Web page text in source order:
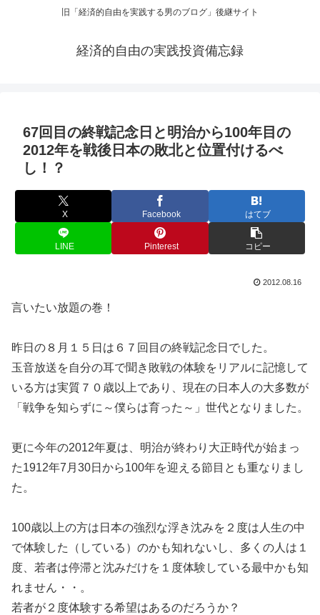
旧「経済的自由を実践する男のブログ」後継サイト
経済的自由の実践投資備忘録
67回目の終戦記念日と明治から100年目の
2012年を戦後日本の敗北と位置付けるべ
し！？
X Facebook はてブ
LINE Pinterest コピー
2012.08.16
言いたい放題の巻！
昨日の８月１５日は６７回目の終戦記念日でした。
玉音放送を自分の耳で聞き敗戦の体験をリアルに記憶して
いる方は実質７０歳以上であり、現在の日本人の大多数が
「戦争を知らずに～僕らは育った～」世代となりました。
更に今年の2012年夏は、明治が終わり大正時代が始まっ
た1912年7月30日から100年を迎える節目とも重なりまし
た。
100歳以上の方は日本の強烈な浮き沈みを２度は人生の中
で体験した（している）のかも知れないし、多くの人は１
度、若者は停滞と沈みだけを１度体験している最中かも知
れません・・。
若者が２度体験する希望はあるのだろうか？